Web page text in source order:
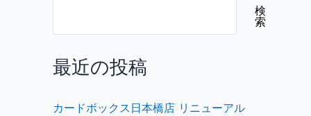
検
索
最近の投稿
カードボックス日本橋店 リニューアル